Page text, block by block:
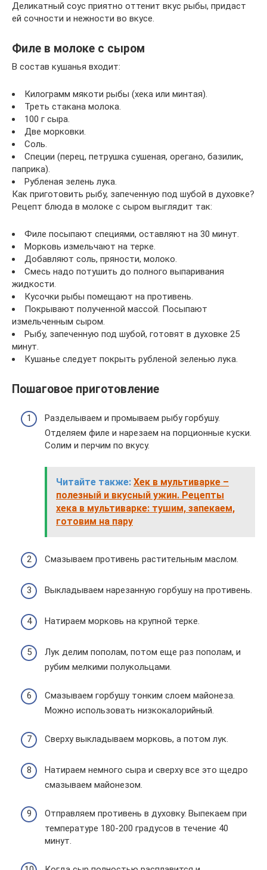
Деликатный соус приятно оттенит вкус рыбы, придаст
ей сочности и нежности во вкусе.
Филе в молоке с сыром
В состав кушанья входит:
Килограмм мякоти рыбы (хека или минтая).
Треть стакана молока.
100 г сыра.
Две морковки.
Соль.
Специи (перец, петрушка сушеная, орегано, базилик,
паприка).
Рубленая зелень лука.
Как приготовить рыбу, запеченную под шубой в духовке?
Рецепт блюда в молоке с сыром выглядит так:
Филе посыпают специями, оставляют на 30 минут.
Морковь измельчают на терке.
Добавляют соль, пряности, молоко.
Смесь надо потушить до полного выпаривания
жидкости.
Кусочки рыбы помещают на противень.
Покрывают полученной массой. Посыпают
измельченным сыром.
Рыбу, запеченную под шубой, готовят в духовке 25
минут.
Кушанье следует покрыть рубленой зеленью лука.
Пошаговое приготовление
Разделываем и промываем рыбу горбушу.
Отделяем филе и нарезаем на порционные куски.
Солим и перчим по вкусу.
Читайте также: Хек в мультиварке –
полезный и вкусный ужин. Рецепты
хека в мультиварке: тушим, запекаем,
готовим на пару
Смазываем противень растительным маслом.
Выкладываем нарезанную горбушу на противень.
Натираем морковь на крупной терке.
Лук делим пополам, потом еще раз пополам, и
рубим мелкими полукольцами.
Смазываем горбушу тонким слоем майонеза.
Можно использовать низкокалорийный.
Сверху выкладываем морковь, а потом лук.
Натираем немного сыра и сверху все это щедро
смазываем майонезом.
Отправляем противень в духовку. Выпекаем при
температуре 180-200 градусов в течение 40
минут.